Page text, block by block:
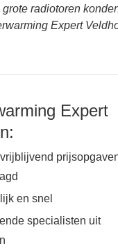
radiotoren
Expert
Expert
en snel
specialisten uit